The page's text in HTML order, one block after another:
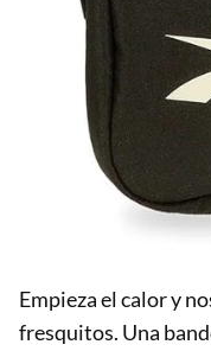
Empieza el calor y
fresquitos. Una